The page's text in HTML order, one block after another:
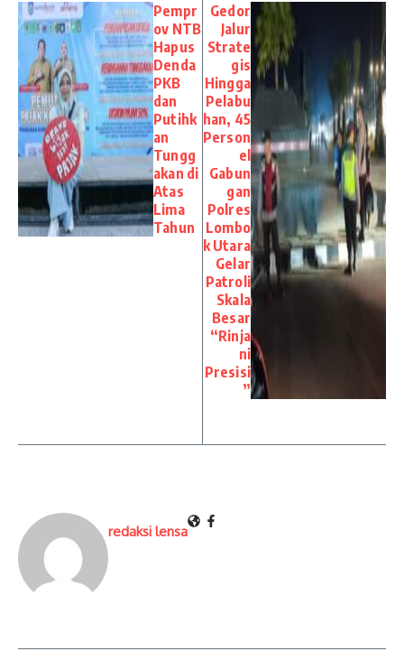
Pempr
ov NTB
Hapus
Denda
PKB
dan
Putihk
an
Tungg
akan di
Atas
Lima
Tahun
Gedor
Jalur
Strate
gis
Hingga
Pelabu
han, 45
Person
el
Gabun
gan
Polres
Lombo
k Utara
Gelar
Patroli
Skala
Besar
“Rinja
ni
Presisi
”
redaksi lensa